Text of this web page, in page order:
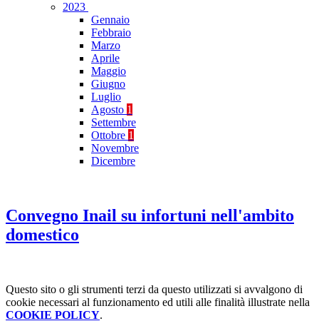
2023
Gennaio
Febbraio
Marzo
Aprile
Maggio
Giugno
Luglio
Agosto 1
Settembre
Ottobre 1
Novembre
Dicembre
Convegno Inail su infortuni nell'ambito
domestico
Questo sito o gli strumenti terzi da questo utilizzati si avvalgono di
cookie necessari al funzionamento ed utili alle finalità illustrate nella
COOKIE POLICY.